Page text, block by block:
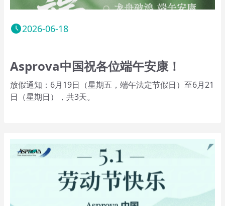
2026-06-18
Asprova中国祝各位端午安康！
放假通知：6月19日（星期五，端午法定节假日）至6月21
日（星期日），共3天。